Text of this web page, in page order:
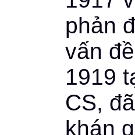
phản
vấn
1919
CS,
khán